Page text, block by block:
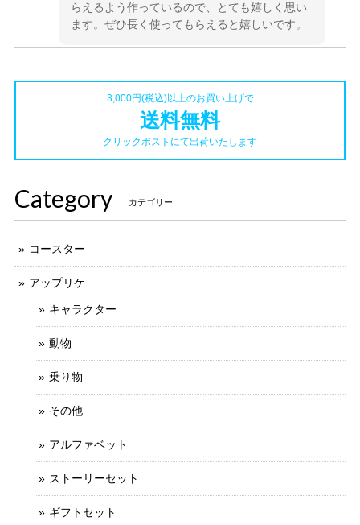
らえるよう作っているので、とても嬉しく思い
ます。ぜひ長く使ってもらえると嬉しいです。
2024/03/03
2023/10/03
すてきです！
フェルトコースター （青リンゴ）
2023/10/03
使っていた同商品を使い続けたら、さすがにへたってきたの
してください。
リピート購入ありがとうございます！ コースタ
ーも発売から10年以上たつロングライフ商品で
す。これからも丁寧に作っていきたいと思いま
す。
3,000円(税込)以上のお買い上げで
送料無料
クリックポストにて出荷いたします
Category カテゴリー
コースター
アップリケ
キャラクター
動物
乗り物
その他
アルファベット
ストーリーセット
ギフトセット